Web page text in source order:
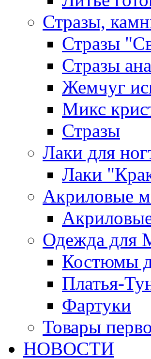
Стразы,
Стразы
Стразы
Жемчуг
Микс
Стразы
Лаки для
Лаки
Акриловые
Одежда для
Костюмы
Платья-
Фартуки
Товары
НОВОСТИ